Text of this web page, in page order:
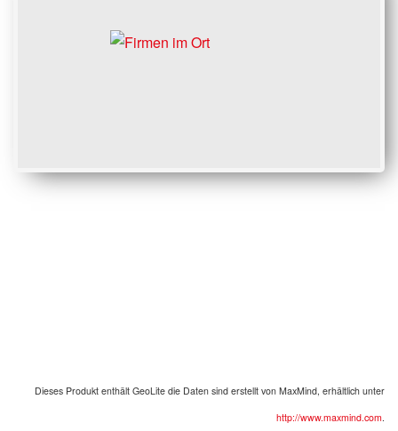
Dieses Produkt enthält GeoLite die Daten sind erstellt von MaxMind erhältlich unter
http://www.maxmind.com